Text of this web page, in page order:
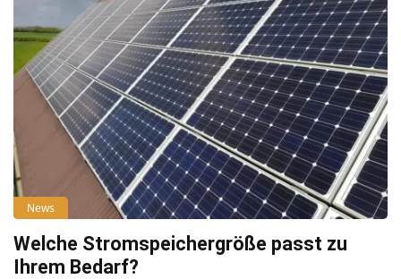
News
Welche Stromspeichergröße passt zu
Ihrem Bedarf?